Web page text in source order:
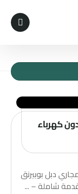
كهرباء
دبل بوبيرنق
شاملة – ...